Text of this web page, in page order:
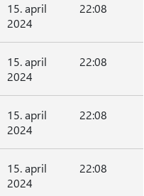
15. april
2024
22:08
15. april
2024
22:08
15. april
2024
22:08
15. april
2024
22:08